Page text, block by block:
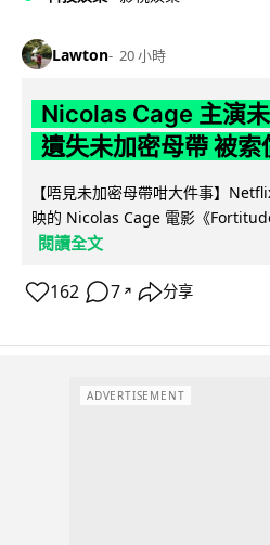
Lawton 20 小時
Nicolas Cage 主演
遺失未加密母帶 被索
【唔見未加密母帶咁大件事】
映的 Nicolas Cage 電影《
閱讀全文
162 7 ↗ 分享
ADVERTISEMENT